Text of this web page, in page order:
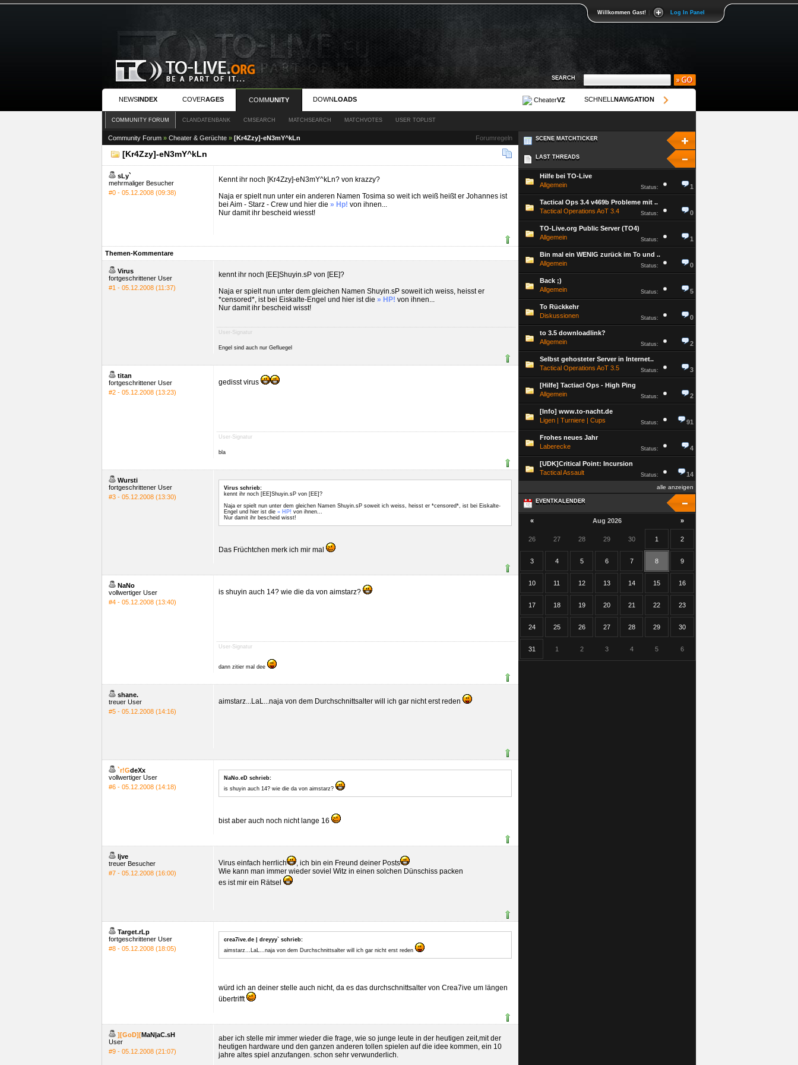
Willkommen Gast! Log In Panel
SEARCH
SEARCH
NEWSINDEX COVERAGES COMMUNITY DOWNLOADS SCHNELL NAVIGATION
CheaterVZ
COMMUNITY FORUM CLANDATENBANK CMSEARCH MATCHSEARCH MATCHVOTES USER TOPLIST
Community Forum » Cheater & Gerüchte » [Kr4Zzy]-eN3mY^kLn Forumregeln
[Kr4Zzy]-eN3mY^kLn
sLy`
mehrmaliger Besucher
#0 - 05.12.2008 (09:38)
Kennt ihr noch [Kr4Zzy]-eN3mY^kLn? von krazzy?
Naja er spielt nun unter ein anderen Namen Tosima so weit ich weiß heißt er Johannes ist
bei Aim - Starz - Crew und hier die » Hp! von ihnen...
Nur damit ihr bescheid wiesst!
Themen-Kommentare
Virus
fortgeschrittener User
#1 - 05.12.2008 (11:37)
kennt ihr noch [EE]Shuyin.sP von [EE]?
Naja er spielt nun unter dem gleichen Namen Shuyin.sP soweit ich weiss, heisst er
*censored*, ist bei Eiskalte-Engel und hier ist die » HP! von ihnen...
Nur damit ihr bescheid wisst!
User-Signatur
Engel sind auch nur Gefluegel
titan
fortgeschrittener User
#2 - 05.12.2008 (13:23)
gedisst virus
User-Signatur
bla
Wursti
fortgeschrittener User
#3 - 05.12.2008 (13:30)
Virus schrieb:
kennt ihr noch [EE]Shuyin.sP von [EE]?
Naja er spielt nun unter dem gleichen Namen Shuyin.sP soweit ich weiss, heisst er *censored*, ist bei Eiskalte-
Engel und hier ist die » HP! von ihnen...
Nur damit ihr bescheid wisst!
Das Früchtchen merk ich mir mal
NaNo
vollwertiger User
#4 - 05.12.2008 (13:40)
is shuyin auch 14? wie die da von aimstarz?
User-Signatur
dann zitier mal dee
shane.
treuer User
#5 - 05.12.2008 (14:16)
aimstarz...LaL...naja von dem Durchschnittsalter will ich gar nicht erst reden
`r!GdeXx
vollwertiger User
#6 - 05.12.2008 (14:18)
NaNo.eD schrieb:
is shuyin auch 14? wie die da von aimstarz?
bist aber auch noch nicht lange 16
ljve
treuer Besucher
#7 - 05.12.2008 (16:00)
Virus einfach herrlich
, ich bin ein Freund deiner Posts
Wie kann man immer wieder soviel Witz in einen solchen Dünschiss packen
es ist mir ein Rätsel
Target.rLp
fortgeschrittener User
#8 - 05.12.2008 (18:05)
crea7ive.de | dreyyy` schrieb:
aimstarz...LaL...naja von dem Durchschnittsalter will ich gar nicht erst reden
würd ich an deiner stelle auch nicht, da es das durchschnittsalter von Crea7ive um längen
übertrifft
][GoD][MaN|aC.sH
User
#9 - 05.12.2008 (21:07)
aber ich stelle mir immer wieder die frage, wie so junge leute in der heutigen zeit,mit der
heutigen hardware und den ganzen anderen tollen spielen auf die idee kommen, ein 10
jahre altes spiel anzufangen. schon sehr verwunderlich.
SCENE MATCHTICKER
SCENE MATCHTICKER
LAST THREADS
LAST THREADS
Hilfe bei TO-Live
Allgemein
Status: 1
Tactical Ops 3.4 v469b Probleme mit ..
Tactical Operations AoT 3.4
Status: 0
TO-Live.org Public Server (TO4)
Allgemein
Status: 1
Bin mal ein WENIG zurück im To und ..
Allgemein
Status: 0
Back ;)
Allgemein
Status: 5
To Rückkehr
Diskussionen
Status: 0
to 3.5 downloadlink?
Allgemein
Status: 2
Selbst gehosteter Server in Internet..
Tactical Operations AoT 3.5
Status: 3
[Hilfe] Tactiacl Ops - High Ping
Allgemein
Status: 2
[Info] www.to-nacht.de
Ligen | Turniere | Cups
Status: 91
Frohes neues Jahr
Laberecke
Status: 4
[UDK]Critical Point: Incursion
Tactical Assault
Status: 14
alle anzeigen
EVENTKALENDER
EVENTKALENDER
« Aug 2026 »
26 27 28 29 30 1 2
3 4 5 6 7 8 9
10 11 12 13 14 15 16
17 18 19 20 21 22 23
24 25 26 27 28 29 30
31 1 2 3 4 5 6